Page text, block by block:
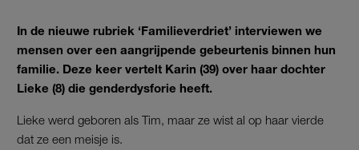
In de nieuwe rubriek ‘Familieverdriet’ interviewen we
mensen over een aangrijpende gebeurtenis binnen hun
familie. Deze keer vertelt Karin (39) over haar dochter
Lieke (8) die genderdysforie heeft.
Lieke werd geboren als Tim, maar ze wist al op haar vierde
dat ze een meisje is.